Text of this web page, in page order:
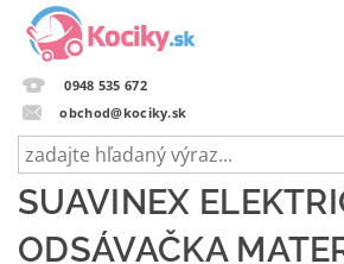
0948 535 672
obchod@kociky.sk
SUAVINEX
ODSÁVAČKA